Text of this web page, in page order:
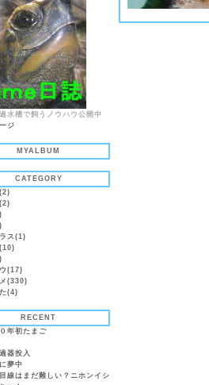
水槽で飼うノウハウ公開中
ジ
MYALBUM
CATEGORY
ス(1)
(17)
(330)
(4)
RECENT
年初たまご
器投入
夢中
線はまだ難しい？ニホンイシ